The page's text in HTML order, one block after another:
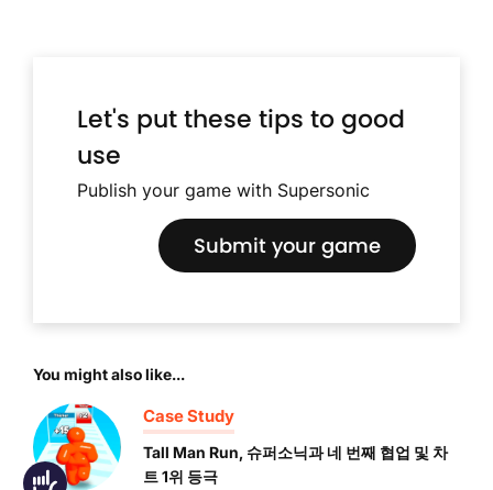
Accessibility
Let's put these tips to good
use
Publish your game with Supersonic
Submit your game
You might also like...
Case Study
Tall Man Run, 슈퍼소닉과 네 번째 협업 및 차
트 1위 등극